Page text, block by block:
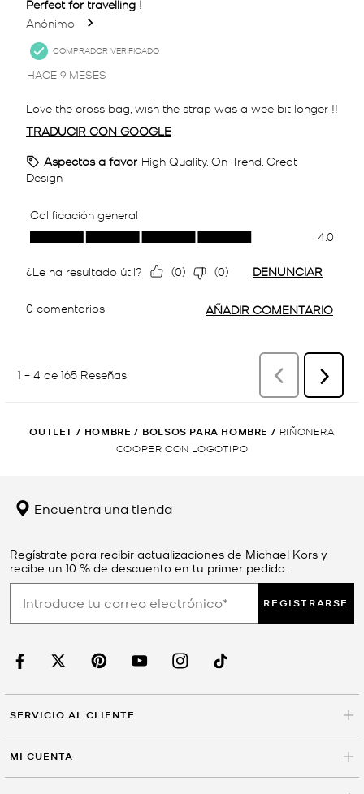
OUTLET / HOMBRE / BOLSOS PARA HOMBRE / RIÑONERA
COOPER CON LOGOTIPO
Encuentra una tienda
Regístrate para recibir actualizaciones de Michael Kors y
recibe un 10 % de descuento en tu primer pedido.
REGISTRARSE
SERVICIO AL CLIENTE
MI CUENTA